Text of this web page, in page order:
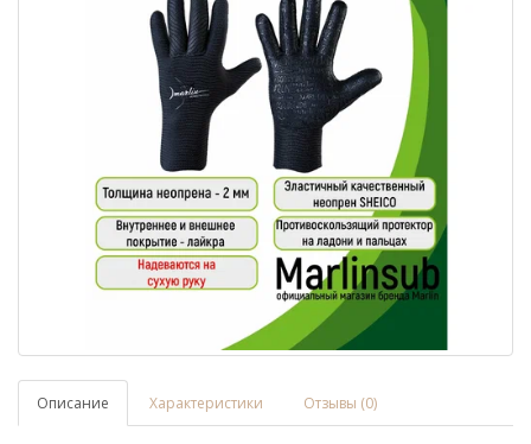
Описание Характеристики Отзывы (0)